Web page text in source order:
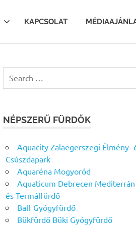
KAPCSOLAT
for:
NÉPSZERŰ FÜRDŐK
Aquacity Zalaegerszegi Élmény-
Csúszdapark
Aquaréna Mogyoród
Aquaticum Debrecen
és Termálfürdő
Balf Gyógyfürdő
Bükfürdő Büki Gyógyfürdő